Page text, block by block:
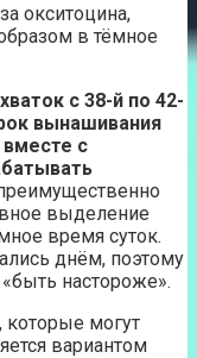
окситоцина,
в тёмное
с 38-й по 42-
вынашивания
вместе с
выделение
время суток.
днём, поэтому
настороже».
могут
вариантом